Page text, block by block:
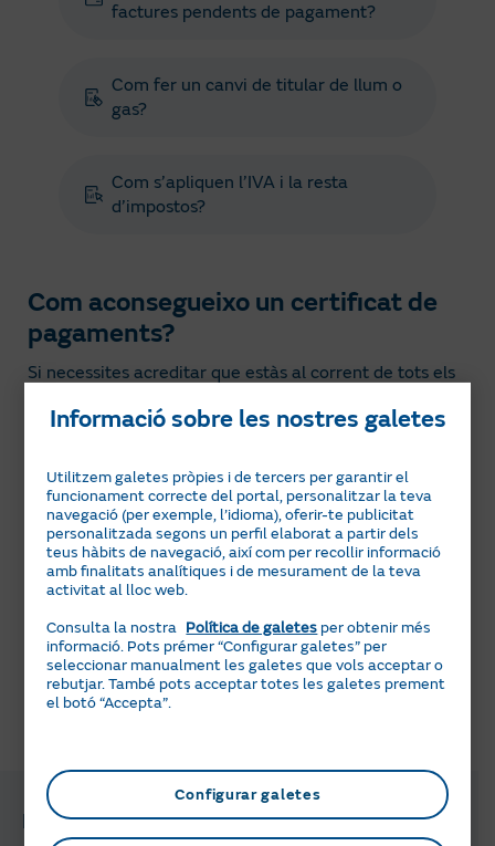
factures pendents de pagament?
Com fer un canvi de titular de llum o
gas?
Com s’apliquen l’IVA i la resta
d’impostos?
Com aconsegueixo un certificat de
pagaments?
Si necessites acreditar que estàs al corrent de tots els
document que certificarà que no hi ha impagaments en
Demana-ho còmodament accedint al formulari
d’atenció que t’indiquem a continuació. Un cop allà
omple els camps, escull el motiu “Deute-Pagaments” i a
l’espai titulat “Detalla el motiu de la teva consulta”
explica’ns, si us plau, el que necessites concretament.
Formulari
Preguntes i gestions relacionades
Informació sobre les nostres galetes
Utilitzem galetes pròpies i de tercers per garantir el
funcionament correcte del portal, personalitzar la teva
navegació (per exemple, l’idioma), oferir-te publicitat
personalitzada segons un perfil elaborat a partir dels
teus hàbits de navegació, així com per recollir informació
amb finalitats analítiques i de mesurament de la teva
activitat al lloc web.
Consulta la nostra Política de galetes per obtenir més
informació. Pots prémer “Configurar galetes” per
seleccionar manualment les galetes que vols acceptar o
rebutjar. També pots acceptar totes les galetes prement
el botó “Accepta”.
Configurar galetes